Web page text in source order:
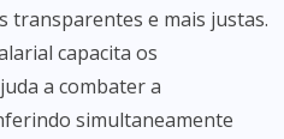
transparentes e mais justas.
capacita os
a combater a
simultaneamente